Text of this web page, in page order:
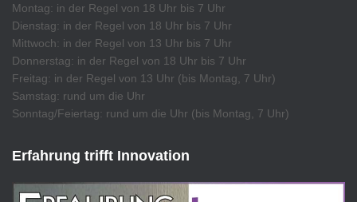
Montag: in der Regel von 18 Uhr bis 7 Uhr
Dienstag: in der Regel von 18 Uhr bis 7 Uhr
Mittwoch: in der Regel von 13 Uhr bis 7 Uhr
Donnerstag: in der Regel von 18 Uhr bis 7 Uhr
Freitag: in der Regel von 13 Uhr (bis Montag, 7 Uhr)
Samstag: rund um die Uhr
Sonntag/Feiertag: rund um die Uhr (bis Montag, 7 Uhr)
Erfahrung trifft Innovation